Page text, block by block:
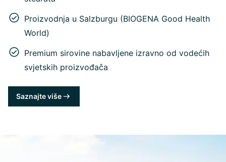
Proizvodnja u Salzburgu (BIOGENA Good Health
World)
Premium sirovine nabavljene izravno od vodećih
svjetskih proizvođača
Saznajte više